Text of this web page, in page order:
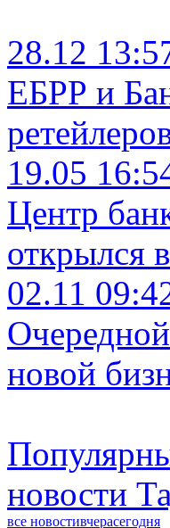
28.12
ЕБРР и
19.05
Центр
открылся
02.11
новой
новости
все новостивчерасегодня